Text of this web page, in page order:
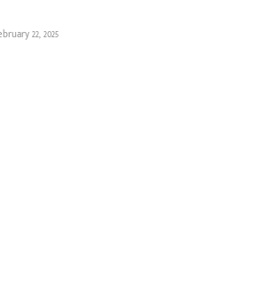
22, 2025